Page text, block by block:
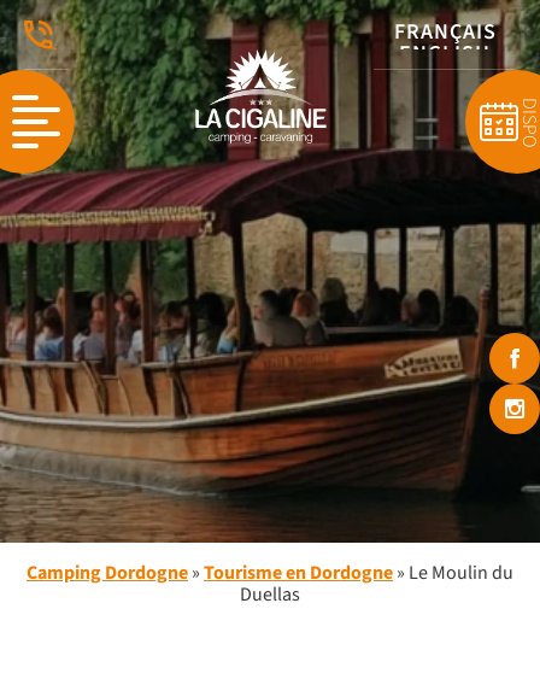
FRANÇAIS
ENGLISH
NEDERLANDS
Camping Dordogne»Tourisme en Dordogne» Le Moulin du
Duellas